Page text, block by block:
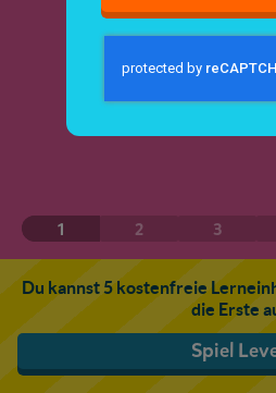
1 2 3
Du kannst 5 kostenfreie
die Erste
Spiel